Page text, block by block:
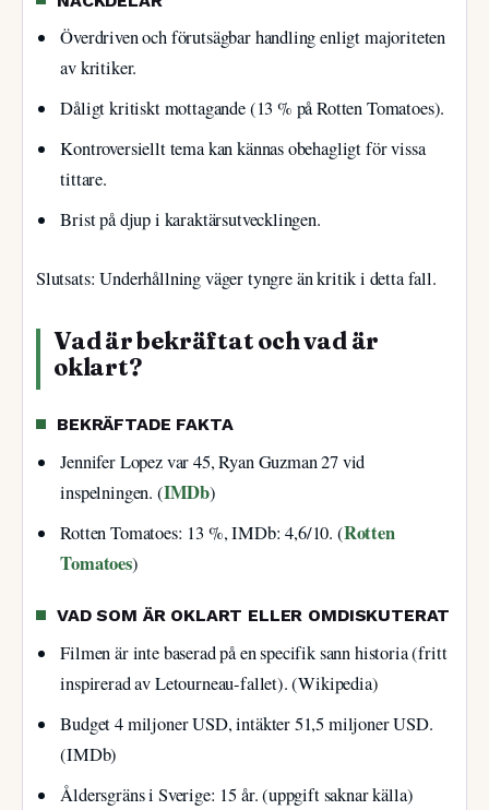
Överdriven och förutsägbar handling enligt majoriteten
av kritiker.
Dåligt kritiskt mottagande (13 % på Rotten Tomatoes).
Kontroversiellt tema kan kännas obehagligt för vissa
tittare.
Brist på djup i karaktärsutvecklingen.
Slutsats: Underhållning väger tyngre än kritik i detta fall.
Vad är bekräftat och vad är
oklart?
BEKRÄFTADE FAKTA
Jennifer Lopez var 45, Ryan Guzman 27 vid
inspelningen. (IMDb)
Rotten Tomatoes: 13 %, IMDb: 4,6/10. (Rotten
Tomatoes)
VAD SOM ÄR OKLART ELLER OMDISKUTERAT
Filmen är inte baserad på en specifik sann historia (fritt
inspirerad av Letourneau-fallet). (Wikipedia)
Budget 4 miljoner USD, intäkter 51,5 miljoner USD.
(IMDb)
Åldersgräns i Sverige: 15 år. (uppgift saknar källa)